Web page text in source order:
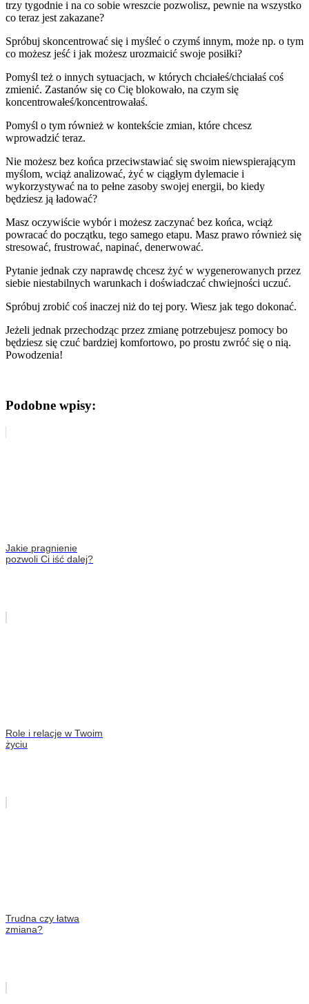
trzy tygodnie i na co sobie wreszcie pozwolisz, pewnie na wszystko
co teraz jest zakazane?
Spróbuj skoncentrować się i myśleć o czymś innym, może np. o tym
co możesz jeść i jak możesz urozmaicić swoje posiłki?
Pomyśl też o innych sytuacjach, w których chciałeś/chciałaś coś
zmienić. Zastanów się co Cię blokowało, na czym się
koncentrowałeś/koncentrowałaś.
Pomyśl o tym również w kontekście zmian, które chcesz
wprowadzić teraz.
Nie możesz bez końca przeciwstawiać się swoim niewspierającym
myślom, wciąż analizować, żyć w ciągłym dylemacie i
wykorzystywać na to pełne zasoby swojej energii, bo kiedy
będziesz ją ładować?
Masz oczywiście wybór i możesz zaczynać bez końca, wciąż
powracać do początku, tego samego etapu. Masz prawo również się
stresować, frustrować, napinać, denerwować.
Pytanie jednak czy naprawdę chcesz żyć w wygenerowanych przez
siebie niestabilnych warunkach i doświadczać chwiejności uczuć.
Spróbuj zrobić coś inaczej niż do tej pory. Wiesz jak tego dokonać.
Jeżeli jednak przechodząc przez zmianę potrzebujesz pomocy bo
będziesz się czuć bardziej komfortowo, po prostu zwróć się o nią.
Powodzenia!
Podobne wpisy:
Jakie pragnienie
pozwoli Ci iść dalej?
Role i relacje w Twoim
życiu
Trudna czy łatwa
zmiana?